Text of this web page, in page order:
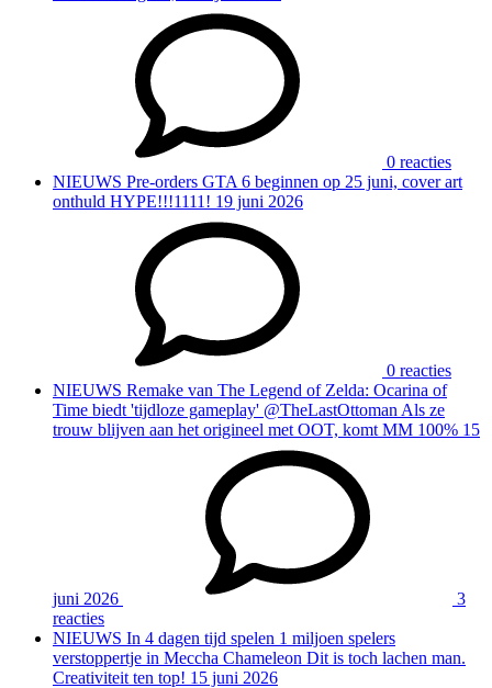
0 reacties
NIEUWS Pre-orders GTA 6 beginnen op 25 juni, cover art
onthuld HYPE!!!1111! 19 juni 2026
0 reacties
NIEUWS Remake van The Legend of Zelda: Ocarina of
Time biedt 'tijdloze gameplay' @TheLastOttoman Als ze
trouw blijven aan het origineel met OOT, komt MM 100% 15
juni 2026
3
reacties
NIEUWS In 4 dagen tijd spelen 1 miljoen spelers
verstoppertje in Meccha Chameleon Dit is toch lachen man.
Creativiteit ten top! 15 juni 2026